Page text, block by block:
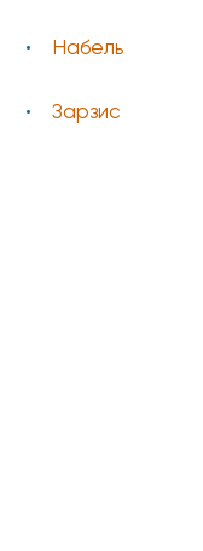
Набель
Зарзис